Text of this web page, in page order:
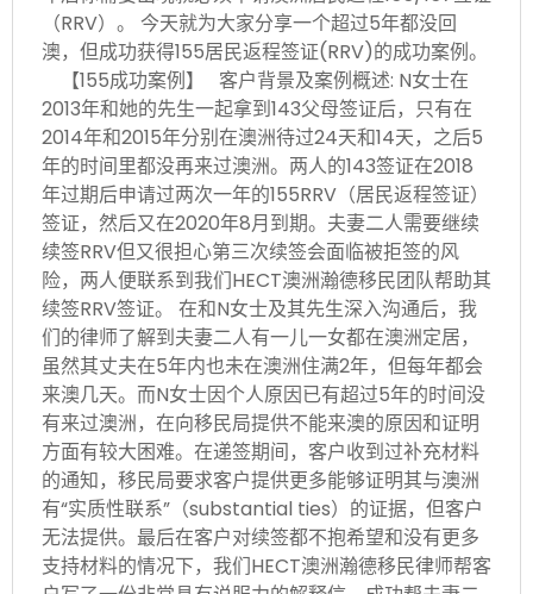
（RRV）。 今天就为大家分享一个超过5年都没回
澳，但成功获得155居民返程签证(RRV)的成功案例。
【155成功案例】 客户背景及案例概述: N女士在
2013年和她的先生一起拿到143父母签证后，只有在
2014年和2015年分别在澳洲待过24天和14天，之后5
年的时间里都没再来过澳洲。两人的143签证在2018
年过期后申请过两次一年的155RRV（居民返程签证）
签证，然后又在2020年8月到期。夫妻二人需要继续
续签RRV但又很担心第三次续签会面临被拒签的风
险，两人便联系到我们HECT澳洲瀚德移民团队帮助其
续签RRV签证。 在和N女士及其先生深入沟通后，我
们的律师了解到夫妻二人有一儿一女都在澳洲定居，
虽然其丈夫在5年内也未在澳洲住满2年，但每年都会
来澳几天。而N女士因个人原因已有超过5年的时间没
有来过澳洲，在向移民局提供不能来澳的原因和证明
方面有较大困难。在递签期间，客户收到过补充材料
的通知，移民局要求客户提供更多能够证明其与澳洲
有“实质性联系”（substantial ties）的证据，但客户
无法提供。最后在客户对续签都不抱希望和没有更多
支持材料的情况下，我们HECT澳洲瀚德移民律师帮客